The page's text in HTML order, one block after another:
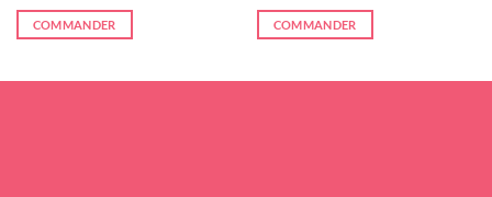
COMMANDER COMMANDER